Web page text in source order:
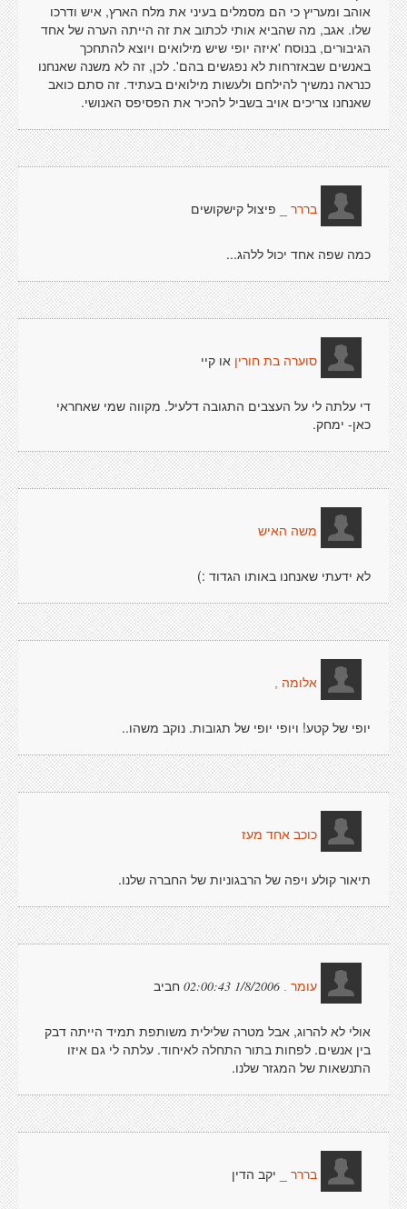
אוהב ומעריץ כי הם מסמלים בעיני את מלח הארץ, איש ודרכו
שלו. אגב, מה שהביא אותי לכתוב את זה הייתה הערה של אחד
הגיבורים, בנוסח 'איזה יופי שיש מילואים ויוצא להתחכך
באנשים שבאזרחות לא נפגשים בהם'. לכן, זה לא משנה שאנחנו
כנראה נמשיך להילחם ולעשות מילואים בעתיד. זה סתם כואב
שאנחנו צריכים אויב בשביל להכיר את הפסיפס האנושי.
בררר _ פיצול קישקושים
כמה שפה אחד יכול ללהג...
סוערה בת חורין או קיי
די עלתה לי על העצבים התגובה דלעיל. מקווה שמי שאחראי
כאן- ימחק.
משה האיש
לא ידעתי שאנחנו באותו הגדוד :)
אלומה ,
יופי של קטע! ויופי יופי של תגובות. נוקב משהו..
כוכב אחד מעז
תיאור קולע ויפה של הרבגוניות של החברה שלנו.
עומר . 1/8/2006 02:00:43 חביב
אולי לא להרוג, אבל מטרה שלילית משותפת תמיד הייתה דבק
בין אנשים. לפחות בתור התחלה לאיחוד. עלתה לי גם איזו
התנשאות של המגזר שלנו.
בררר _ יקב הדין